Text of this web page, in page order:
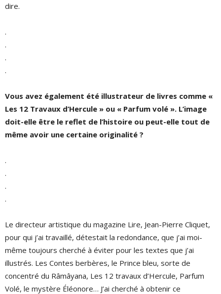
dire.
.
.
.
.
Vous avez également été illustrateur de livres comme «
Les 12 Travaux d’Hercule » ou « Parfum volé ». L’image
doit-elle être le reflet de l’histoire ou peut-elle tout de
même avoir une certaine originalité ?
.
.
.
.
Le directeur artistique du magazine Lire, Jean-Pierre Cliquet,
pour qui j’ai travaillé, détestait la redondance, que j’ai moi-
même toujours cherché à éviter pour les textes que j’ai
illustrés. Les Contes berbères, le Prince bleu, sorte de
concentré du Râmâyana, Les 12 travaux d’Hercule, Parfum
Volé, le mystère Éléonore… J’ai cherché à obtenir ce